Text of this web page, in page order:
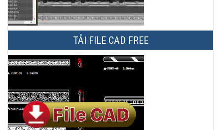
TẢI FILE CAD FREE